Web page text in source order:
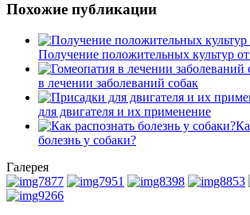
Похожие публикации
Получение положительных культур
в лечении заболеваний собак
для двигателя и их применение
болезнь у собаки?
Галерея